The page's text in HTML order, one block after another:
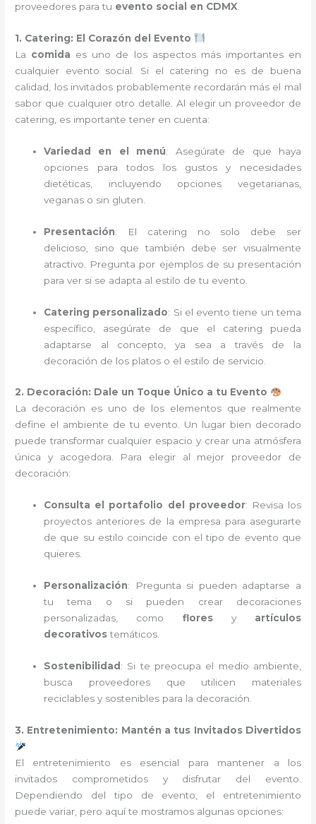
proveedores para tu evento social en CDMX
1. Catering: El Corazón del Evento
La comida es uno de los aspectos más importantes en
cualquier evento social. Si el catering no es de buena
calidad, los invitados probablemente recordarán más el mal
sabor que cualquier otro detalle. Al elegir un proveedor de
catering, es importante tener en cuenta:
Variedad en el menú: Asegúrate de que haya
opciones para todos los gustos y necesidades
dietéticas, incluyendo opciones vegetarianas,
veganas o sin gluten.
Presentación: El catering no solo debe ser
delicioso, sino que también debe ser visualmente
atractivo. Pregunta por ejemplos de su presentación
para ver si se adapta al estilo de tu evento.
Catering personalizado: Si el evento tiene un tema
específico, asegúrate de que el catering pueda
adaptarse al concepto, ya sea a través de la
decoración de los platos o el estilo de servicio.
2. Decoración: Dale un Toque Único a tu Evento
La decoración es uno de los elementos que realmente
define el ambiente de tu evento. Un lugar bien decorado
puede transformar cualquier espacio y crear una atmósfera
única y acogedora. Para elegir al mejor proveedor de
decoración:
Consulta el portafolio del proveedor: Revisa los
proyectos anteriores de la empresa para asegurarte
de que su estilo coincide con el tipo de evento que
quieres.
Personalización: Pregunta si pueden adaptarse a
tu tema o si pueden crear decoraciones
personalizadas, como floresy artículos
decorativostemáticos.
Sostenibilidad : Si te preocupa el medio ambiente,
busca proveedores que utilicen materiales
reciclables y sostenibles para la decoración.
3. Entretenimiento: Mantén a tus Invitados Divertidos
El entretenimiento es esencial para mantener a los
invitados comprometidos y disfrutar del evento.
Dependiendo del tipo de evento, el entretenimiento
puede variar, pero aquí te mostramos algunas opciones: